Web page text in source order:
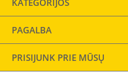
KATEGORIJOS
PAGALBA
PRISIJUNK PRIE MŪSŲ